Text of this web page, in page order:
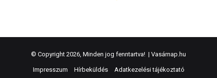
© Copyright 2026, Minden jog fenntartva! | Vasárnap.hu
Impresszum Hírbeküldés Adatkezelési tájékoztató